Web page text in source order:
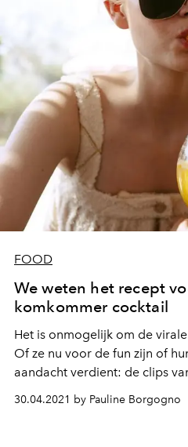
FOOD
We weten het recept
komkommer cocktail
Het is onmogelijk om de
Of ze nu voor de fun zijn of
aandacht verdient: de clips
houden altijd onze aandacht
trends op het platform zijn de
30.04.2021 by Pauline Borgogno